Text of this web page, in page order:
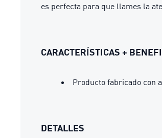
es perfecta para que llames la
CARACTERÍSTICAS +
Producto fabricado con
DETALLES